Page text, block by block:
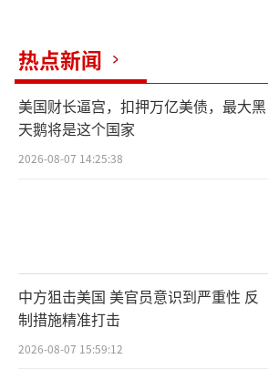
美军战争成本远高于对外披露
人。（责任编辑：卢其龙
热点新闻
美国财长逼宫，扣押万亿美债，最大黑
天鹅将是这个国家
2026-08-07 14:25:38
中方狙击美国 美官员意识到严重性 反
制措施精准打击
2026-08-07 15:59:12